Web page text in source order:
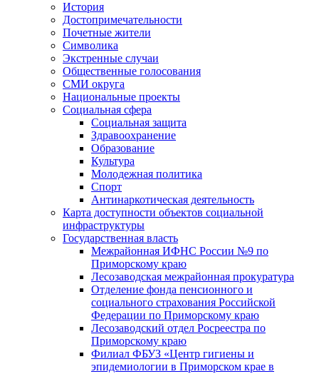
История
Достопримечательности
Почетные жители
Символика
Экстренные случаи
Общественные голосования
СМИ округа
Национальные проекты
Социальная сфера
Социальная защита
Здравоохранение
Образование
Культура
Молодежная политика
Спорт
Антинаркотическая деятельность
Карта доступности объектов социальной
инфраструктуры
Государственная власть
Межрайонная ИФНС России №9 по
Приморскому краю
Лесозаводская межрайонная прокуратура
Отделение фонда пенсионного и
социального страхования Российской
Федерации по Приморскому краю
Лесозаводский отдел Росреестра по
Приморскому краю
Филиал ФБУЗ «Центр гигиены и
эпидемиологии в Приморском крае в